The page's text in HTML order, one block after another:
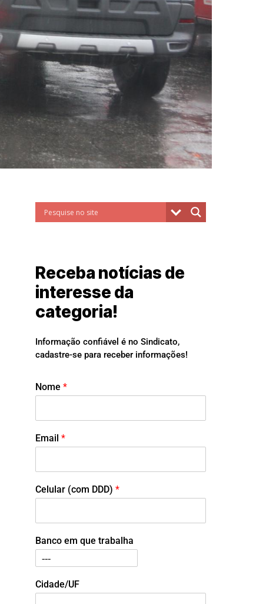
Receba notícias de
interesse da
categoria!
Informação confiável é no Sindicato,
cadastre-se para receber informações!
Nome *
Email *
Celular (com DDD) *
Banco em que trabalha
Cidade/UF